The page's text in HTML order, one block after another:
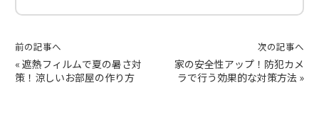
前の記事へ
« 遮熱フィルムで夏の暑さ対
策！涼しいお部屋の作り方
次の記事へ
家の安全性アップ！防犯カメ
ラで行う効果的な対策方法 »